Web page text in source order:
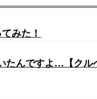
みた！
たんですよ…【クル